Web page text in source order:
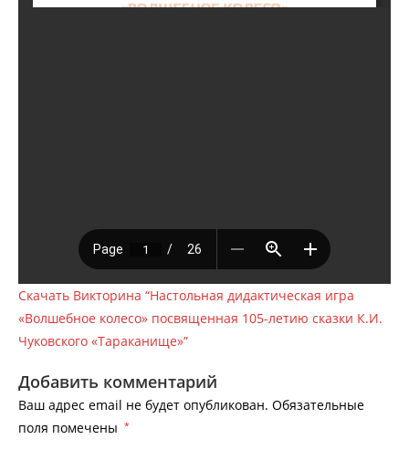
Скачать Викторина “Настольная дидактическая игра
«Волшебное колесо» посвященная 105-летию сказки К.И.
Чуковского «Тараканище»”
Добавить комментарий
Ваш адрес email не будет опубликован. Обязательные
поля помечены *